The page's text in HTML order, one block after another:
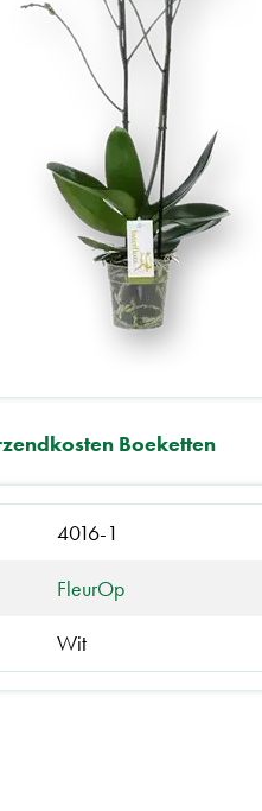
Boeketten
4016-1
FleurOp
Wit